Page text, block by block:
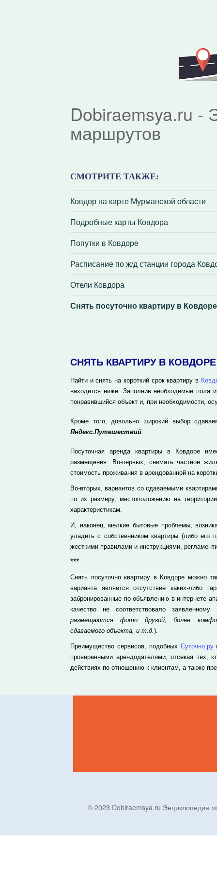
Dobiraemsya.ru -
маршрутов
СМОТРИТЕ ТАКЖЕ:
Ковдор на карте Мурманской области
Подробные карты Ковдора
Попутки в Ковдоре
Расписание по ж/д станции города
Отели Ковдора
Снять посуточно квартиру в Ковдоре
СНЯТЬ КВАРТИРУ В
Найти и снять на короткий срок квартиру в
находится ниже. Заполнив необходимые поля
понравившийся объект и, при необходимости,
Кроме того, довольно широкий выбор
Яндекс.Путешествий:
Посуточная аренда квартиры в Ковдоре
размещения. Во-первых, снимать частное
стоимость проживания в арендованной на
Во-вторых, вариантов со сдаваемыми
по их размеру, местоположению на
характеристикам.
И, наконец, мелкие бытовые проблемы,
уладить с собственником квартиры (либо его
жесткими правилами и инструкциями,
***
Снять посуточно квартиру в Ковдоре можно
варианта является отсутствие каких-либо
забронированные по объявлению в интернете
качество не соответствовало
размещаются фото другой, более
сдаваемого объекта, и т.д.).
Преимущество сервисов, подобных Суточно.ру
проверенными арендодателями, отсекая тех,
действиях по отношению к клиентам, а также
© 2023 Dobiraemsya.ru